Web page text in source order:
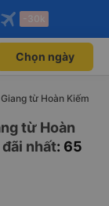
Mở app
Mở app
-30k
Chọn ngày
từ Hoàn Kiếm
từ Hoàn
nhất: 65